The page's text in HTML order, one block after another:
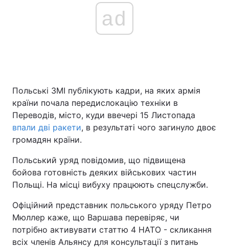
ad
Польські ЗМІ публікують кадри, на яких армія
країни почала передислокацію техніки в
Переводів, місто, куди ввечері 15 Листопада
впали дві ракети, в результаті чого загинуло двоє
громадян країни.
Польський уряд повідомив, що підвищена
бойова готовність деяких військових частин
Польщі. На місці вибуху працюють спецслужби.
Офіційний представник польського уряду Петро
Мюллер каже, що Варшава перевіряє, чи
потрібно активувати статтю 4 НАТО - скликання
всіх членів Альянсу для консультації з питань